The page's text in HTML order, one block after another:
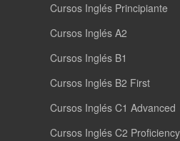
Cursos Inglés Principiante
Cursos Inglés A2
Cursos Inglés B1
Cursos Inglés B2 First
Cursos Inglés C1 Advanced
Cursos Inglés C2 Proficiency